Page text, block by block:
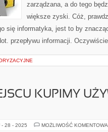
zarządzana, a do tego
większe zyski. Cóż,
się informatyka, jest to by
przepływu informacji.
KUPIMY
- 28 - 2025 MOŻLIWOŚĆ